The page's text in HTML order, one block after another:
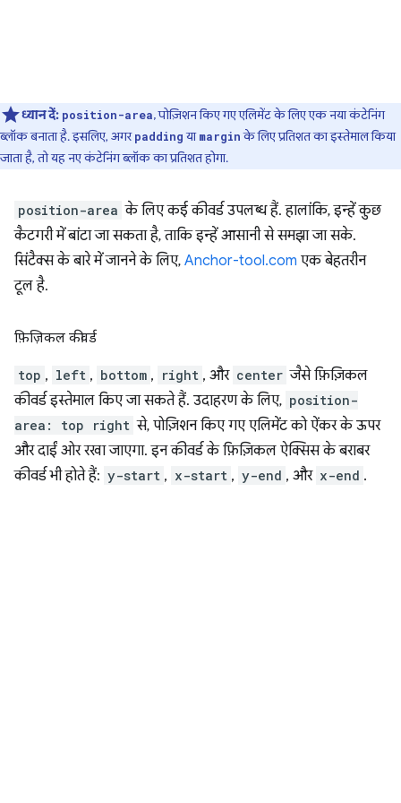
ध्यान दें: position-area, पोज़िशन किए गए एलिमेंट के लिए एक नया कंटेनिंग
ब्लॉक बनाता है. इसलिए, अगरpaddingयाmarginके लिए प्रतिशत का इस्तेमाल किया
जाता है, तो यह नए कंटेनिंग ब्लॉक का प्रतिशत होगा.
position-area के लिए कई कीवर्ड उपलब्ध हैं. हालांकि, इन्हें कुछ
कैटगरी में बांटा जा सकता है, ताकि इन्हें आसानी से समझा जा सके.
सिंटैक्स के बारे में जानने के लिए, Anchor-tool.com एक बेहतरीन
टूल है.
फ़िज़िकल कीवर्ड
top , left , bottom , right , और center जैसे फ़िज़िकल
कीवर्ड इस्तेमाल किए जा सकते हैं. उदाहरण के लिए, position-
area: top right से, पोज़िशन किए गए एलिमेंट को ऐंकर के ऊपर
और दाईं ओर रखा जाएगा. इन कीवर्ड के फ़िज़िकल ऐक्सिस के बराबर
कीवर्ड भी होते हैं: y-start , x-start , y-end , और x-end .